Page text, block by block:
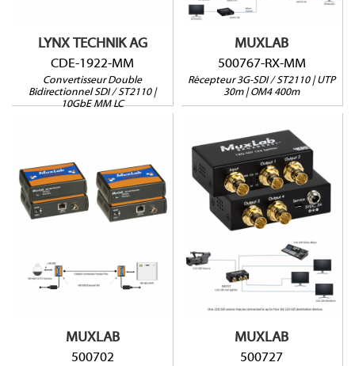
LYNX TECHNIK AG
CDE-1922-MM
Convertisseur Double
Bidirectionnel SDI / ST2110 |
10GbE MM LC
MUXLAB
500767-RX-MM
Récepteur 3G-SDI / ST2110 | UTP
30m | OM4 400m
Interface web et RS232
MUXLAB
500702
500702
Vendu par paire (2
unités)
MUXLAB
500727
500727
12G-SDI jusqu'à 70m
4K@60Hz
1x BNC / 4x BNC